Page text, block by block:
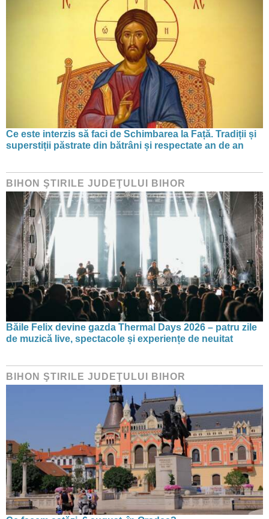
Ce este interzis să faci de Schimbarea la Față. Tradiții și
superstiții păstrate din bătrâni și respectate an de an
BIHON ŞTIRILE JUDEŢULUI BIHOR
Băile Felix devine gazda Thermal Days 2026 – patru zile
de muzică live, spectacole și experiențe de neuitat
BIHON ŞTIRILE JUDEŢULUI BIHOR